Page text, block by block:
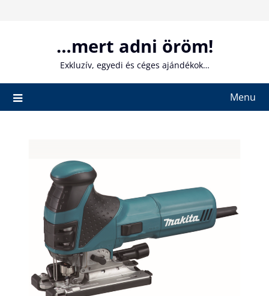
…mert adni öröm!
Exkluzív, egyedi és céges ajándékok…
Menu